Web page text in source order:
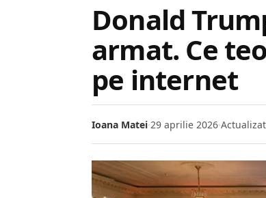
Donald
armat. Ce
pe internet
Ioana Matei·29 aprilie 2026·